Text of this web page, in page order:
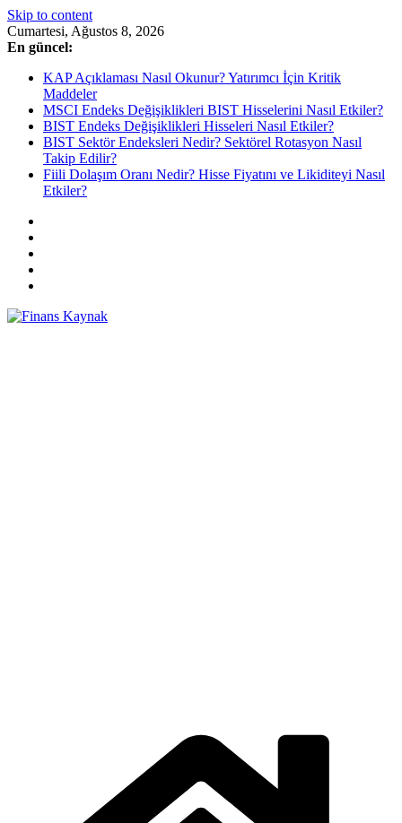
Skip to content
Cumartesi, Ağustos 8, 2026
En güncel:
KAP Açıklaması Nasıl Okunur? Yatırımcı İçin Kritik
Maddeler
MSCI Endeks Değişiklikleri BIST Hisselerini Nasıl Etkiler?
BIST Endeks Değişiklikleri Hisseleri Nasıl Etkiler?
BIST Sektör Endeksleri Nedir? Sektörel Rotasyon Nasıl
Takip Edilir?
Fiili Dolaşım Oranı Nedir? Hisse Fiyatını ve Likiditeyi Nasıl
Etkiler?